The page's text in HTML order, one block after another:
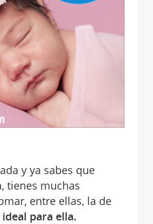
y ya sabes que
tienes muchas
entre ellas, la de
para ella.